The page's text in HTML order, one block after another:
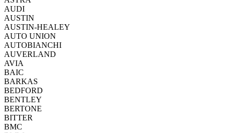
AUDI
AUSTIN
AUSTIN-HEALEY
AUTO UNION
AUTOBIANCHI
AUVERLAND
AVIA
BAIC
BARKAS
BEDFORD
BENTLEY
BERTONE
BITTER
BMC